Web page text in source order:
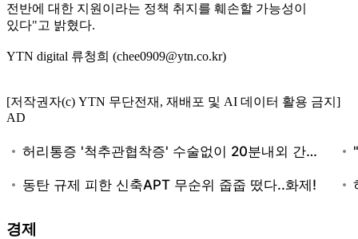
전반에 대한 지원이라는 정책 취지를 훼손할 가능성이
있다"고 밝혔다.
YTN digital 류청희 (chee0909@ytn.co.kr)
[저작권자(c) YTN 무단전재, 재배포 및 AI 데이터 활용 금지]
AD
경제